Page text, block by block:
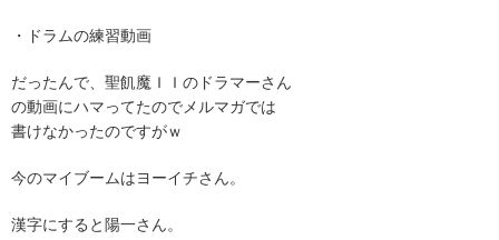
・ドラムの練習動画
だったんで、聖飢魔ＩＩのドラマーさん
の動画にハマってたのでメルマガでは
書けなかったのですがｗ
今のマイブームはヨーイチさん。
漢字にすると陽一さん。